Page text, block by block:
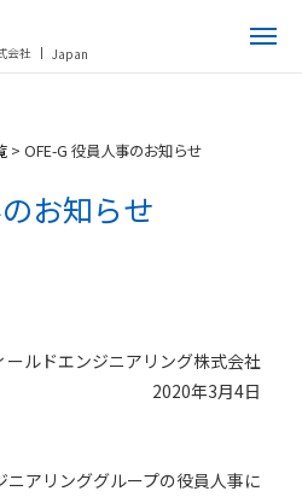
会社 Japan
> OFE-G 役員人事のお知らせ
お知らせ
ールドエンジニアリング株式会社
2020年3月4日
アリンググループの役員人事に